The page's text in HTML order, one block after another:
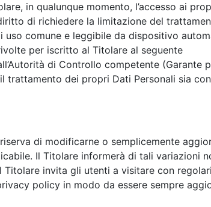
in qualunque momento, l’accesso ai
di richiedere la limitazione del
uso comune e leggibile da dispositivo
per iscritto al Titolare al seguente
di Controllo competente (Garante
trattamento dei propri Dati Personali sia
di modificarne o semplicemente
Il Titolare informerà di tali variazioni
Titolare invita gli utenti a visitare con
policy in modo da essere sempre